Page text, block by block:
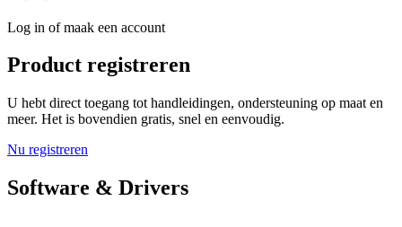
Log in of maak een account
Product registreren
U hebt direct toegang tot handleidingen, ondersteuning op maat en
meer. Het is bovendien gratis, snel en eenvoudig.
Nu registreren
Software & Drivers